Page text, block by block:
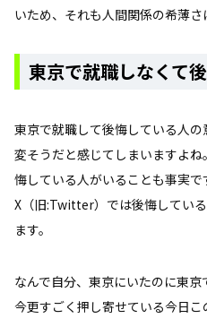
いため、それも人間関係の希薄
東京で就職しなくて
東京で就職して後悔している人
変そうだと感じてしまいますよ
悔している人がいることも事実で
X（旧:Twitter）では後悔してい
ます。
なんで自分、東京にいたのに東
今更すごく押し寄せている今日